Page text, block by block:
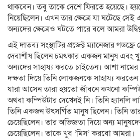
থাকবেন। তবু তাকে দেশে ফিরতে হয়েছে।
নিয়েছিলেন। এখন তার ক্ষেত্রে যা ঘটেছে
অন্যদের ক্ষেত্রেও ঘটতে পারে বলে আমরা
এই দাতব্য সংস্থাটির প্রজেক্ট ম্যানেজার
দেবাশীষ ছিলেন চমৎকার একজন মানুষ এবং
অন্যদের সাহায্য করতে চাইতেন। আশা নামের
দক্ষতা দিয়ে তিনি লোকজনকে সাহায্য
যারা আসেন তারা হয়তো জীবনে কখনো
অথবা কম্পিউটার দেখেনই নি। তিনি হ্যানলি
তিনি একজন উৎসর্গিত মানুষ ছিলেন। তিনি
চেয়েছিলেন। তার অভিজ্ঞতা দিয়ে অন্য
চেয়েছিলেন। তাকে খুব ‘মিস’ করবো আমরা।